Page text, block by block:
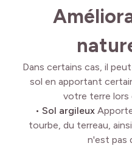
Dans certains cas, il
sol en apportant
votre terre lors
• Sol argileux
tourbe, du terreau,
n'est pas